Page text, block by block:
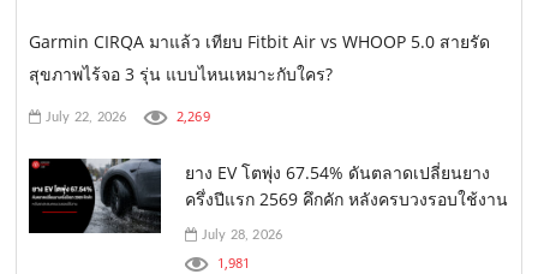
Garmin CIRQA มาแล้ว เทียบ Fitbit Air vs WHOOP 5.0 สายรัด
สุขภาพไร้จอ 3 รุ่น แบบไหนเหมาะกับใคร?
July 22, 2026 2,269
ยาง EV โตพุ่ง 67.54% ดันตลาดเปลี่ยนยาง
ครึ่งปีแรก 2569 คึกคัก หลังครบวงรอบใช้งาน
July 28, 2026
1,981